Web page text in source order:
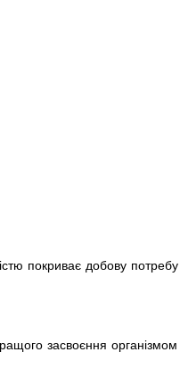
покриває добову
засвоєння